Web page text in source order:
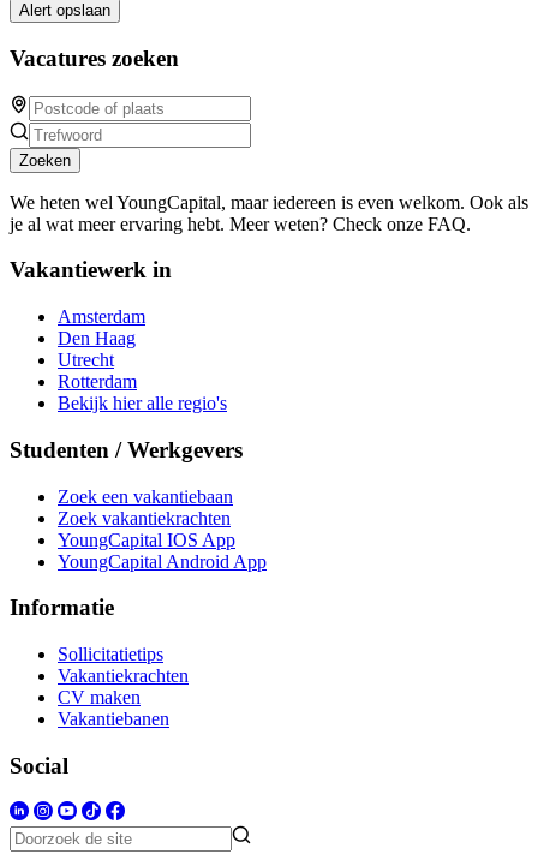
Alert opslaan
Vacatures zoeken
Zoeken
We heten wel YoungCapital, maar iedereen is even welkom. Ook als
je al wat meer ervaring hebt. Meer weten? Check onze FAQ.
Vakantiewerk in
Amsterdam
Den Haag
Utrecht
Rotterdam
Bekijk hier alle regio's
Studenten / Werkgevers
Zoek een vakantiebaan
Zoek vakantiekrachten
YoungCapital IOS App
YoungCapital Android App
Informatie
Sollicitatietips
Vakantiekrachten
CV maken
Vakantiebanen
Social